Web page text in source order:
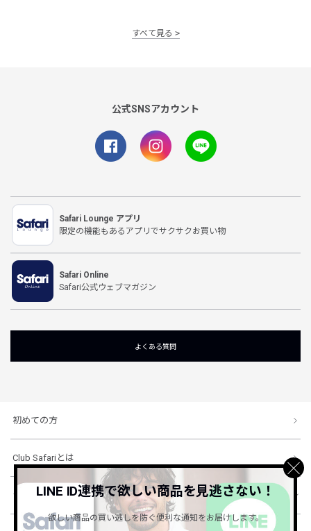
すべて見る
公式SNSアカウント
Safari Lounge アプリ
限定の機能もあるアプリでサクサクお買い物
Safari Online
Safari公式ウェブマガジン
よくある質問
初めての方
Club Safariとは
ショッピングガイド
LINE ID連携で欲しい商品を見逃さない！
欲しい商品の買い逃しを防ぐ便利な通知をお届けします。